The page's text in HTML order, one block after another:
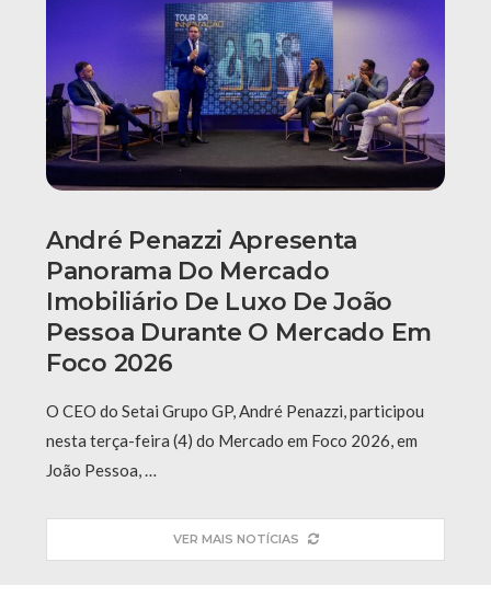
André Penazzi Apresenta
Panorama Do Mercado
Imobiliário De Luxo De João
Pessoa Durante O Mercado Em
Foco 2026
O CEO do Setai Grupo GP, André Penazzi, participou
nesta terça-feira (4) do Mercado em Foco 2026, em
João Pessoa, …
VER MAIS NOTÍCIAS